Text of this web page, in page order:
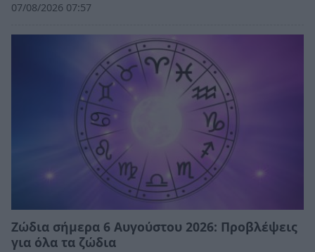
07/08/2026 07:57
Ζώδια σήμερα 6 Αυγούστου 2026: Προβλέψεις
για όλα τα ζώδια